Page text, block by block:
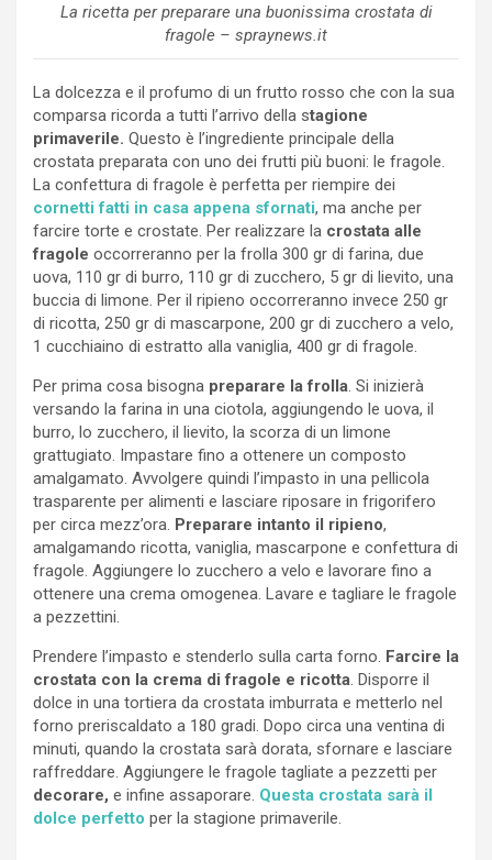
La ricetta per preparare una buonissima crostata di
fragole – spraynews.it
La dolcezza e il profumo di un frutto rosso che con la sua
comparsa ricorda a tutti l’arrivo della stagione
primaverile. Questo è l’ingrediente principale della
crostata preparata con uno dei frutti più buoni: le fragole.
La confettura di fragole è perfetta per riempire dei
cornetti fatti in casa appena sfornati, ma anche per
farcire torte e crostate. Per realizzare la crostata alle
fragole occorreranno per la frolla 300 gr di farina, due
uova, 110 gr di burro, 110 gr di zucchero, 5 gr di lievito, una
buccia di limone. Per il ripieno occorreranno invece 250 gr
di ricotta, 250 gr di mascarpone, 200 gr di zucchero a velo,
1 cucchiaino di estratto alla vaniglia, 400 gr di fragole.
Per prima cosa bisogna preparare la frolla. Si inizierà
versando la farina in una ciotola, aggiungendo le uova, il
burro, lo zucchero, il lievito, la scorza di un limone
grattugiato. Impastare fino a ottenere un composto
amalgamato. Avvolgere quindi l’impasto in una pellicola
trasparente per alimenti e lasciare riposare in frigorifero
per circa mezz’ora. Preparare intanto il ripieno,
amalgamando ricotta, vaniglia, mascarpone e confettura di
fragole. Aggiungere lo zucchero a velo e lavorare fino a
ottenere una crema omogenea. Lavare e tagliare le fragole
a pezzettini.
Prendere l’impasto e stenderlo sulla carta forno. Farcire la
crostata con la crema di fragole e ricotta. Disporre il
dolce in una tortiera da crostata imburrata e metterlo nel
forno preriscaldato a 180 gradi. Dopo circa una ventina di
minuti, quando la crostata sarà dorata, sfornare e lasciare
raffreddare. Aggiungere le fragole tagliate a pezzetti per
decorare, e infine assaporare. Questa crostata sarà il
dolce perfetto per la stagione primaverile.